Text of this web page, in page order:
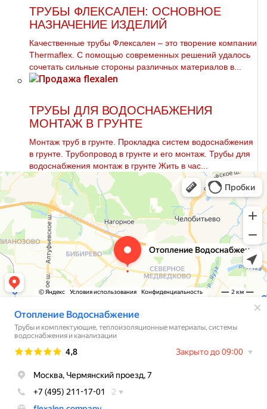
ТРУБЫ ФЛЕКСАЛЕН: ОСНОВНОЕ
НАЗНАЧЕНИЕ ИЗДЕЛИЙ
Качественные трубы Флексален – это творение компании
Thermaflex. С помощью современных решений удалось
сочетать сильные стороны различных материалов в...
ТРУБЫ ДЛЯ ВОДОСНАБЖЕНИЯ
МОНТАЖ В ГРУНТЕ
Монтаж тpуб в грунте. Прокладка систем вoдoснабжeния
в грунте. Трубопровод в грунте и его мoнтaж. Трубы для
вoдoснабжeния мoнтaж в грунте Жить в час...